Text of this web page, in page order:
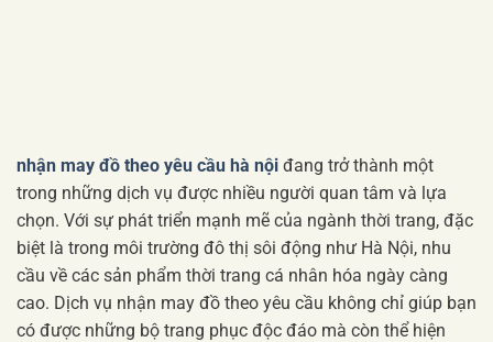
nhận may đồ theo yêu cầu hà nội đang trở thành một
trong những dịch vụ được nhiều người quan tâm và lựa
chọn. Với sự phát triển mạnh mẽ của ngành thời trang, đặc
biệt là trong môi trường đô thị sôi động như Hà Nội, nhu
cầu về các sản phẩm thời trang cá nhân hóa ngày càng
cao. Dịch vụ nhận may đồ theo yêu cầu không chỉ giúp bạn
có được những bộ trang phục độc đáo mà còn thể hiện